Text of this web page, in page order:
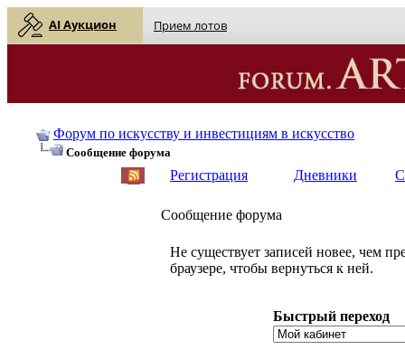
AI Аукцион Прием лотов
Форум по искусству и инвестициям в искусство
Сообщение форума
Регистрация Дневники
Сообщение форума
Не существует записей новее, чем
браузере, чтобы вернуться к ней.
Быстрый переход